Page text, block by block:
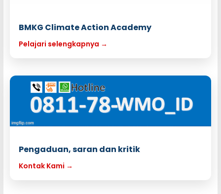
BMKG Climate Action Academy
Pelajari selengkapnya →
Pengaduan, saran dan kritik
Kontak Kami →